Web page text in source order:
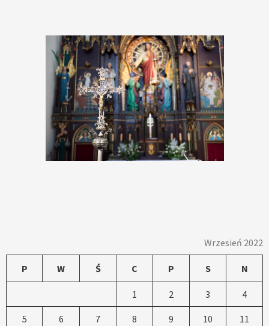
Wrzesień 2022
P W Ś C P S N
1 2 3 4
5 6 7 8 9 10 11